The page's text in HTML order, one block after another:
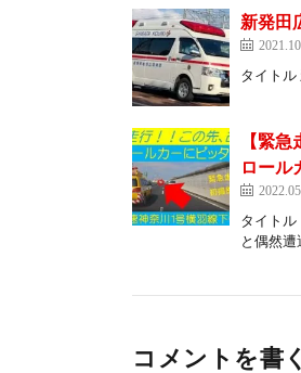
新発田
タイト
【緊
ロール
タイト
と偶然
コメントを書く